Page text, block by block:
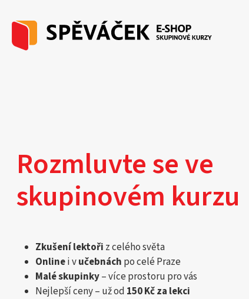
Rozmluvte se ve
skupinovém kurzu
Zkušení lektoři z celého světa
Onlinei vučebnách po celé Praze
Malé skupinky– více prostoru pro vás
Nejlepší ceny – už od 150 Kč za lekci